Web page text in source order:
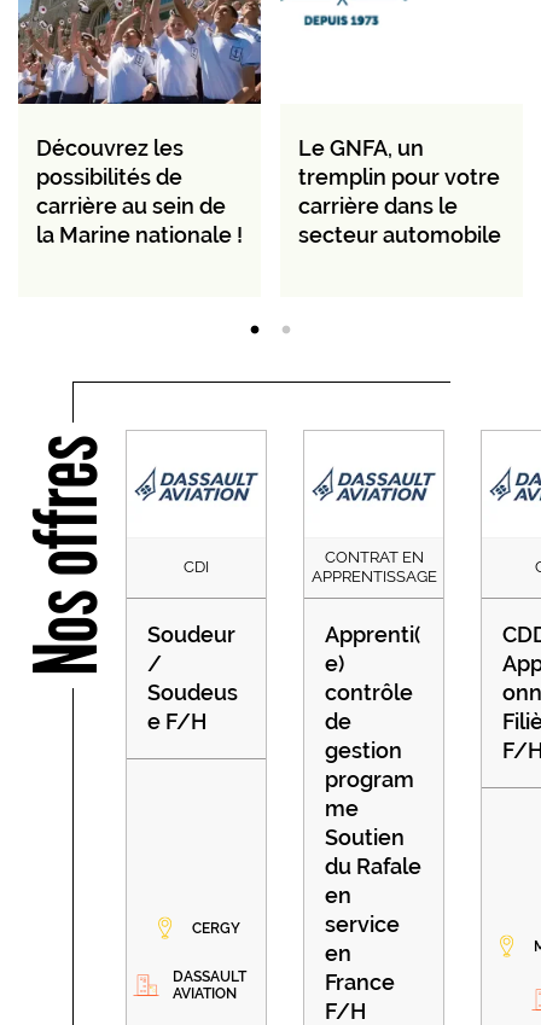
Découvrez les
possibilités de
carrière au sein de
la Marine nationale !
Le GNFA, un
tremplin pour votre
carrière dans le
secteur automobile
Nos offres CDI
Soudeur
/
Soudeus
e F/H
CERGY
DASSAULT
AVIATION
CONTRAT EN
APPRENTISSAGE
Apprenti(
e)
contrôle
de
gestion
program
me
Soutien
du Rafale
en
service
en
France
F/H
F/